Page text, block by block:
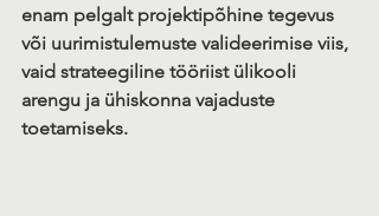
enam pelgalt projektipõhine tegevus
või uurimistulemuste valideerimise viis,
vaid strateegiline tööriist ülikooli
arengu ja ühiskonna vajaduste
toetamiseks.